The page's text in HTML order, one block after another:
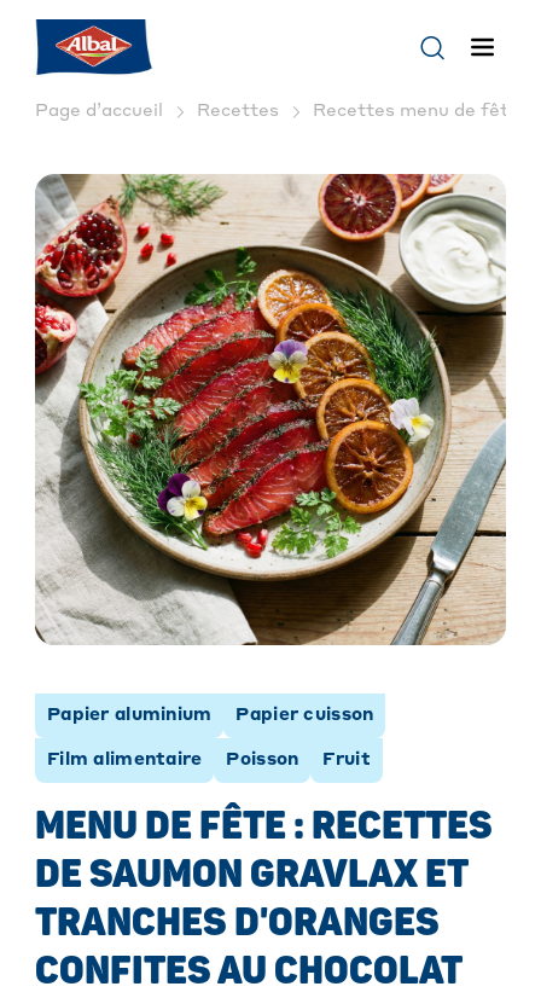
Page d’accueil Recettes Recettes menu de fête :
Papier aluminium Papier cuisson
Film alimentaire Poisson Fruit
MENU DE FÊTE : RECETTES
DE SAUMON GRAVLAX ET
TRANCHES D'ORANGES
CONFITES AU CHOCOLAT